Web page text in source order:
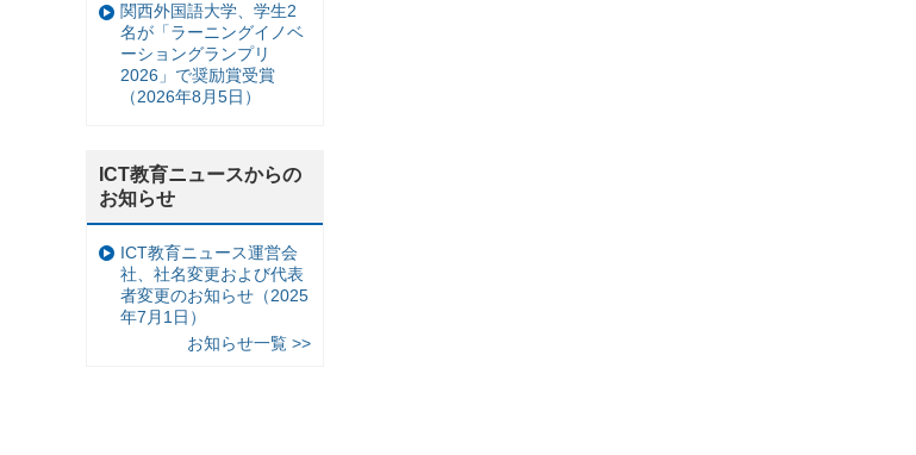
関西外国語大学、学生2
名が「ラーニングイノベ
ーショングランプリ
2026」で奨励賞受賞
（2026年8月5日）
ICT教育ニュースからの
お知らせ
ICT教育ニュース運営会
社、社名変更および代表
者変更のお知らせ（2025
年7月1日）
お知らせ一覧 >>